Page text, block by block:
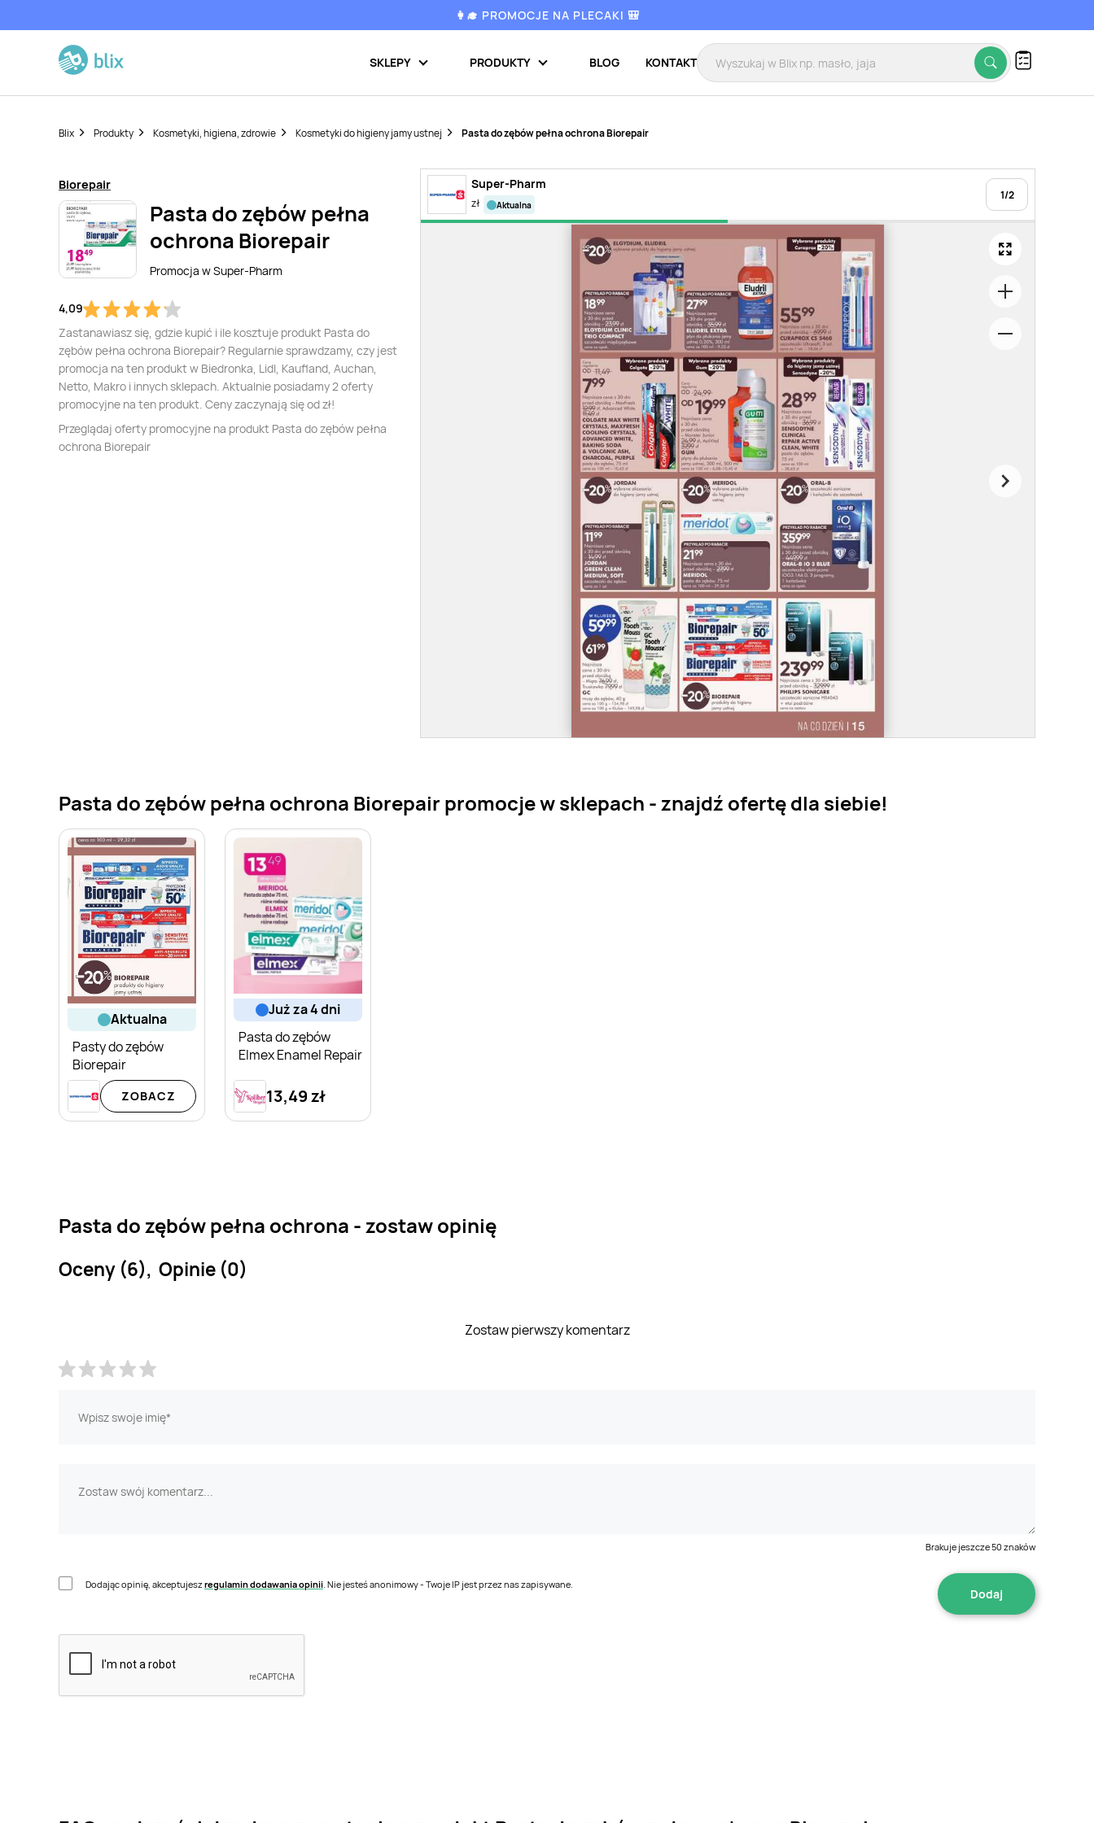
👩‍🎓 PROMOCJE NA PLECAKI 🎒
SKLEPY PRODUKTY BLOG KONTAKT
Blix Produkty Kosmetyki, higiena, zdrowie Kosmetyki do higieny jamy ustnej Pasta do zębów pełna ochrona Biorepair
Biorepair
Pasta do zębów pełna
ochrona Biorepair
Promocja wSuper-Pharm
4,09
Zastanawiasz się, gdzie kupić i ile kosztuje produkt Pasta do
zębów pełna ochrona Biorepair? Regularnie sprawdzamy, czy jest
promocja na ten produkt w Biedronka, Lidl, Kaufland, Auchan,
Netto, Makro i innych sklepach. Aktualnie posiadamy 2 oferty
promocyjne na ten produkt. Ceny zaczynają się od zł!
Przeglądaj oferty promocyjne na produkt Pasta do zębów pełna
ochrona Biorepair
Super-Pharm
zł aktualna
1/2
Pasta do zębów pełna ochrona Biorepair promocje w sklepach - znajdź ofertę dla siebie!
aktualna
Pasty do zębów
Biorepair
ZOBACZ
już za 4 dni
Pasta do zębów
Elmex Enamel Repair
13,49 zł
Pasta do zębów pełna ochrona - zostaw opinię
Oceny (6), Opinie (0)
Zostaw pierwszy komentarz
Brakuje jeszcze50 znaków
Dodając opinię, akceptujeszregulamin dodawania opinii . Nie jesteś anonimowy - Twoje IP jest przez nas zapisywane.